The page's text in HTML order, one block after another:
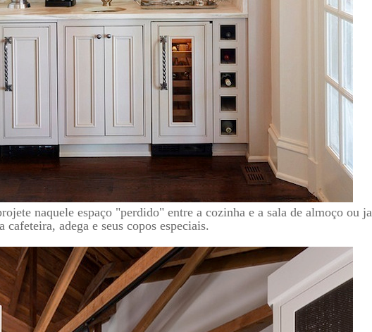
naquele espaço "perdido" entre a cozinha e a sala de almoço ou
adega e seus copos especiais.